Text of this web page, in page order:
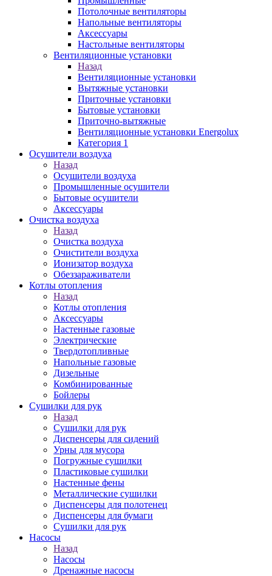
Потолочные вентиляторы
Напольные вентиляторы
Аксессуары
Настольные вентиляторы
Вентиляционные установки
Назад
Вентиляционные установки
Вытяжные установки
Приточные установки
Бытовые установки
Приточно-вытяжные
Вентиляционные установки Energolux
Категория 1
Осушители воздуха
Назад
Осушители воздуха
Промышленные осушители
Бытовые осушители
Аксессуары
Очистка воздуха
Назад
Очистка воздуха
Очистители воздуха
Ионизатор воздуха
Обеззараживатели
Котлы отопления
Назад
Котлы отопления
Аксессуары
Настенные газовые
Электрические
Твердотопливные
Напольные газовые
Дизельные
Комбинированные
Бойлеры
Сушилки для рук
Назад
Сушилки для рук
Диспенсеры для сидений
Урны для мусора
Погружные сушилки
Пластиковые сушилки
Настенные фены
Металлические сушилки
Диспенсеры для полотенец
Диспенсеры для бумаги
Сушилки для рук
Насосы
Назад
Насосы
Дренажные насосы